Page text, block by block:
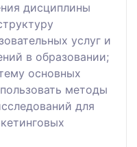
дисциплины
услуг и
в образовании;
основных
методы
для